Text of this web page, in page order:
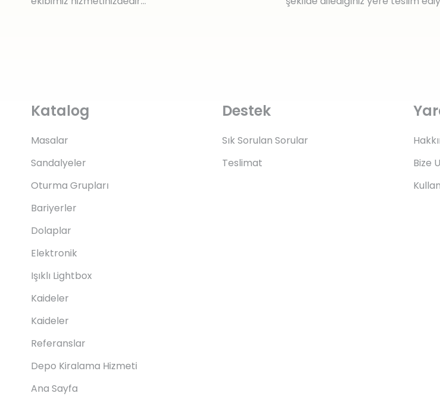
Katalog
Masalar
Sandalyeler
Oturma Grupları
Bariyerler
Dolaplar
Elektronik
Işıklı Lightbox
Kaideler
Kaideler
Referanslar
Depo Kiralama Hizmeti
Ana Sayfa
Destek
Sık Sorulan Sorular
Teslimat
Bize